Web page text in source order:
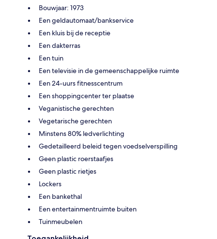
Bouwjaar: 1973
Een geldautomaat/bankservice
Een kluis bij de receptie
Een dakterras
Een tuin
Een televisie in de gemeenschappelijke ruimte
Een 24-uurs fitnesscentrum
Een shoppingcenter ter plaatse
Veganistische gerechten
Vegetarische gerechten
Minstens 80% ledverlichting
Gedetailleerd beleid tegen voedselverspilling
Geen plastic roerstaafjes
Geen plastic rietjes
Lockers
Een bankethal
Een entertainmentruimte buiten
Tuinmeubelen